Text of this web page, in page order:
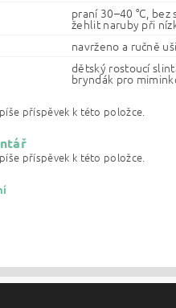
praní 30–40 °C, bez
žehlit naruby při
navrženo a ručně
dětský rostoucí
bryndák pro
příspěvek k této položce.
příspěvek k této položce.